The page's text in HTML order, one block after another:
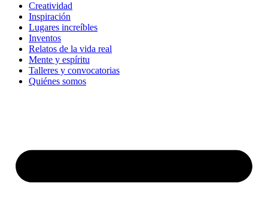
Creatividad
Inspiración
Lugares increíbles
Inventos
Relatos de la vida real
Mente y espíritu
Talleres y convocatorias
Quiénes somos